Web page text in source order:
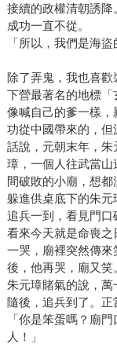
接續的政權清朝誘
成功一直不從。
「所以，我們是海盜
除了弄鬼，我也喜歡
下營最著名的地標
像喊自己的爹一樣
功從中國帶來的，但
話說，元朝末年，
璋，一個人往武當
間破敗的小廟，想
躲進供桌底下的朱
追兵一到，看見門口
看來今天就是命喪
一哭，廟裡突然傳
後，他再哭，廟又笑
朱元璋賭氣的說，萬
隨後，追兵到了。正
「你是笨蛋嗎？廟
人！」